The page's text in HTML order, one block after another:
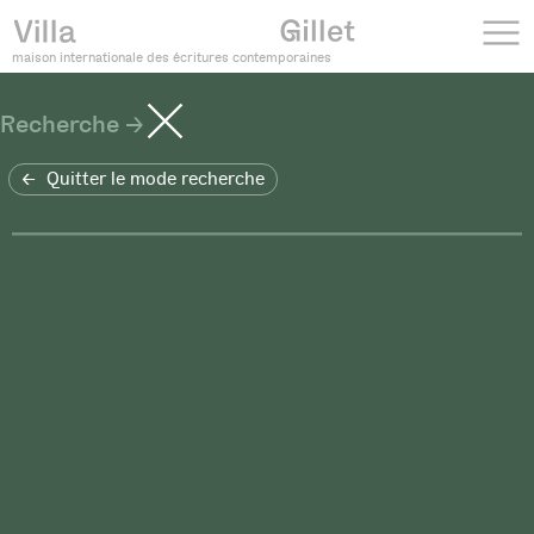
maison internationale des écritures contemporaines
Recherche
Quitter le mode recherche